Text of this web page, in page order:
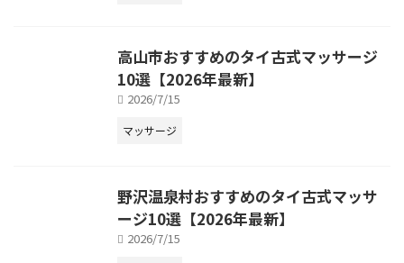
高山市おすすめのタイ古式マッサージ
10選【2026年最新】
2026/7/15
マッサージ
野沢温泉村おすすめのタイ古式マッサ
ージ10選【2026年最新】
2026/7/15